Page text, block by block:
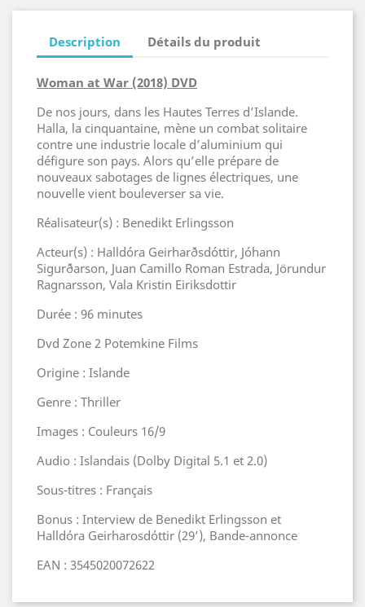
Description Détails du produit
Woman at War (2018) DVD
De nos jours, dans les Hautes Terres d’Islande.
Halla, la cinquantaine, mène un combat solitaire
contre une industrie locale d’aluminium qui
défigure son pays. Alors qu’elle prépare de
nouveaux sabotages de lignes électriques, une
nouvelle vient bouleverser sa vie.
Réalisateur(s) : Benedikt Erlingsson
Acteur(s) : Halldóra Geirharðsdóttir, Jóhann
Sigurðarson, Juan Camillo Roman Estrada, Jörundur
Ragnarsson, Vala Kristin Eiriksdottir
Durée : 96 minutes
Dvd Zone 2 Potemkine Films
Origine : Islande
Genre : Thriller
Images : Couleurs 16/9
Audio : Islandais (Dolby Digital 5.1 et 2.0)
Sous-titres : Français
Bonus : Interview de Benedikt Erlingsson et
Halldóra Geirharosdóttir (29’), Bande-annonce
EAN : 3545020072622